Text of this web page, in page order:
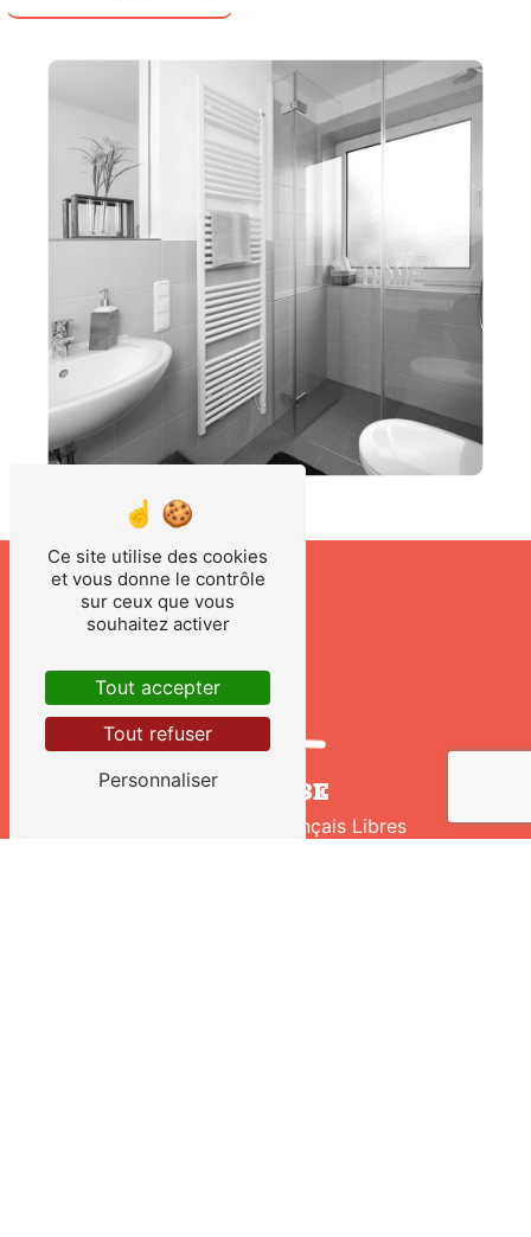
ADRESSE
210 Avenue des Français Libres
Ce site utilise des cookies
et vous donne le contrôle
sur ceux que vous
souhaitez activer
Tout accepter
Tout refuser
Personnaliser